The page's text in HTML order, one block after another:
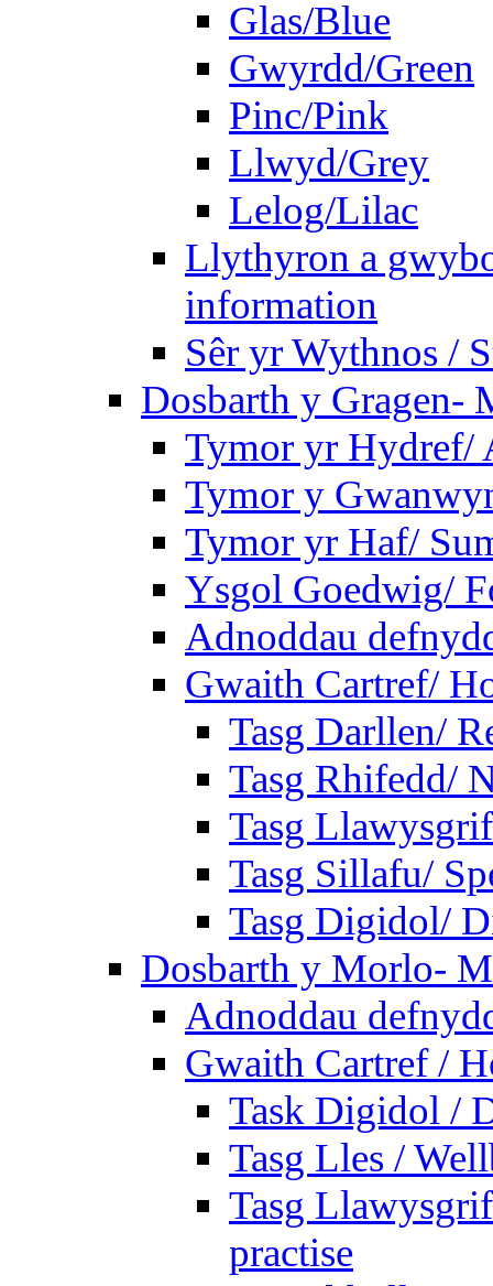
Glas/Blue
Gwyrdd/Green
Pinc/Pink
Llwyd/Grey
Lelog/Lilac
Llythyron a
information
Sêr yr Wythnos /
Dosbarth y Gragen-
Tymor yr Hydref/
Tymor y
Tymor yr Haf/
Ysgol Goedwig/
Adnoddau
Gwaith Cartref/
Tasg Darllen/
Tasg Rhifedd/
Tasg
Tasg Sillafu/
Tasg Digidol/
Dosbarth y Morlo-
Adnoddau
Gwaith Cartref /
Task Digidol /
Tasg Lles /
Tasg
practise